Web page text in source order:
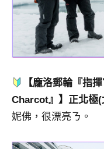
【龐洛郵輪『指
Charcot』】正北極(
妮佛，很漂亮ㄋ。